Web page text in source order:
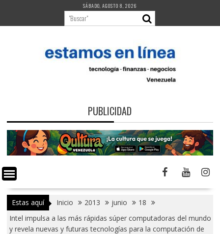
contenido
SÁBADO, AGOSTO 8, 2026
PUBLICIDAD
Estas aquí Inicio 2013 junio
18
Intel impulsa a las más rápidas súper computadoras del mundo
y revela nuevas y futuras tecnologías para la computación de